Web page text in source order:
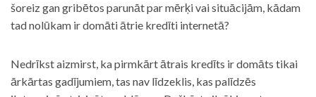
šoreiz gan gribētos parunāt par mērķi vai situācijām, kādam
tad nolūkam ir domāti ātrie kredīti internetā?
Nedrīkst aizmirst, ka pirmkārt ātrais kredīts ir domāts tikai
ārkārtas gadījumiem, tas nav līdzeklis, kas palīdzēs